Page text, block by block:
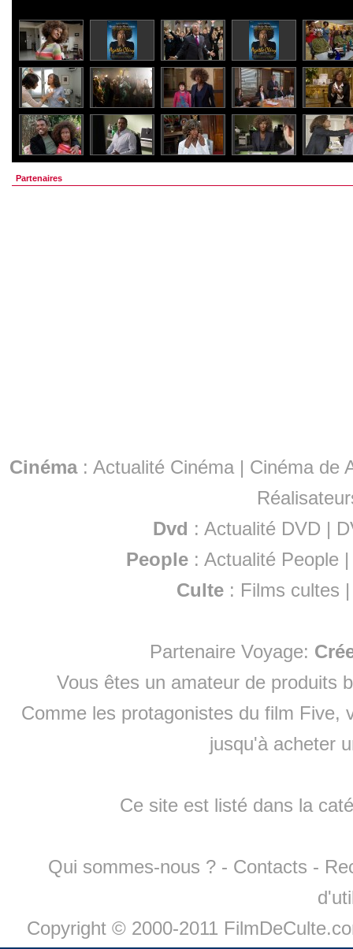
Partenaires
Cinéma: Actualité Cinéma | Cinéma de
Dvd : Actualité DVD |
People :Actualité People
Culte : Films cultes
Partenaire Voyage:
Vous êtes un amateur de produits
Comme les protagonistes du film Five,
jusqu'à acheter
Ce site est listé dans la
Qui sommes-nous ? - Contacts -
Copyright © 2000-2011